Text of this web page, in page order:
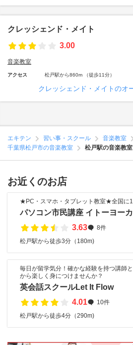
クレッシェンド・メイト
3.00
音楽教室
アクセス 松戸駅から860m （徒歩11分）
クレッシェンド・メイトのオ
エキテン 習い事・スクール 音楽教室
千葉県松戸市の音楽教室
松戸駅の音楽教室
お近くのお店
★PC・スマホ・タブレット教室★全国に
パソコン市民講座 イトーヨー
3.63
8件
松戸駅から徒歩3分（180m)
毎日が留学気分！確かな経験を持つ講師
から楽しく身につけませんか？
英会話スクールLet It Flow
4.01
10件
松戸駅から徒歩4分（290m)